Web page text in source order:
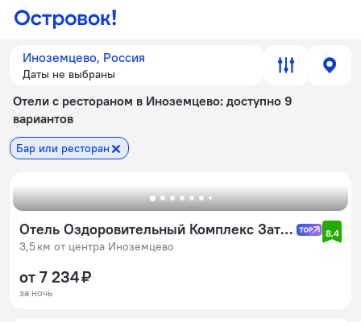
Иноземцево, Россия
Даты не выбраны
Отели с рестораном в Иноземцево: доступно 9
вариантов
Бар или ресторан
Отель Оздоровительный Комплекс Затерянный Рай у Машука
3,5 км от центра Иноземцево
8,4
от 7 234 ₽
за ночь